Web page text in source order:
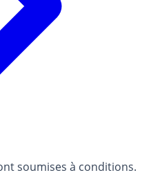
soumises à conditions.